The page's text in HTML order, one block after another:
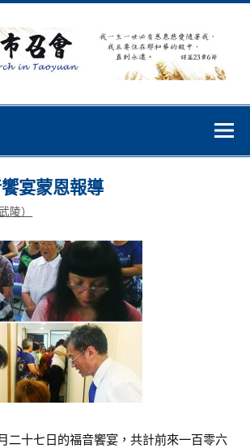
宴蒙恩報導
陵）
二十七日的福音饗宴，共計前來一百零六